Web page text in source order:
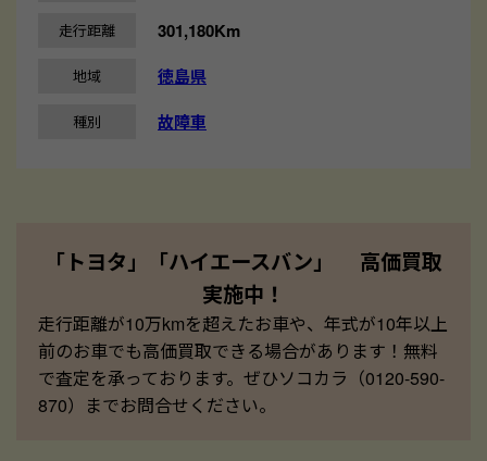
走行距離 301,180Km
地域 徳島県
種別 故障車
「トヨタ」「ハイエースバン」 高価買取
実施中！
走行距離が10万kmを超えたお車や、年式が10年以上
前のお車でも高価買取できる場合があります！無料
で査定を承っております。ぜひソコカラ（0120-590-
870）までお問合せください。